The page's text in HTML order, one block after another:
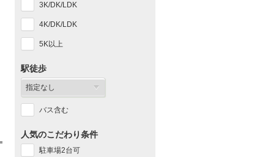
3K/DK/LDK
4K/DK/LDK
5K以上
駅徒歩
バス含む
人気のこだわり条件
駐車場2台可